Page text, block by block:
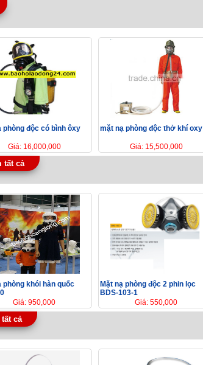
phòng độc có bình ôxy
Giá: 16,000,000
mặt nạ phòng độc thở khí oxy
Giá: 15,500,000
tất cả
phòng khói hàn quốc
Giá: 950,000
Mặt nạ phòng độc 2 phin lọc
BDS-103-1
Giá: 550,000
cả